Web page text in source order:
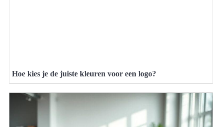
Hoe kies je de juiste kleuren voor een logo?